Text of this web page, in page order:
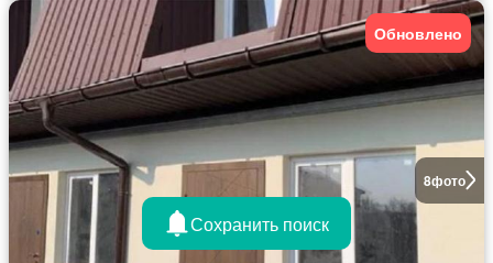
8фото
Обновлено
Сохранить поиск